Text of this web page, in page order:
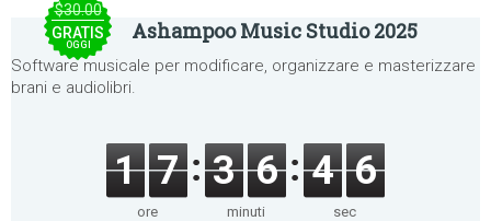
$30.00
GRATIS
OGGI
Ashampoo Music Studio 2025
Software musicale per modificare, organizzare e masterizzare
brani e audiolibri.
1 7
ore
3 6
minuti
4 6
sec